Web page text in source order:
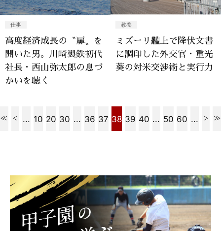
仕事
高度経済成長の〝扉〟を
開いた男。川崎製鉄初代
社長・西山弥太郎の息づ
かいを聴く
教養
ミズーリ艦上で降伏文書
に調印した外交官・重光
葵の対米交渉術と実行力
... 10 20 30 ... 36 37 38 39 40 ... 50 60 ...